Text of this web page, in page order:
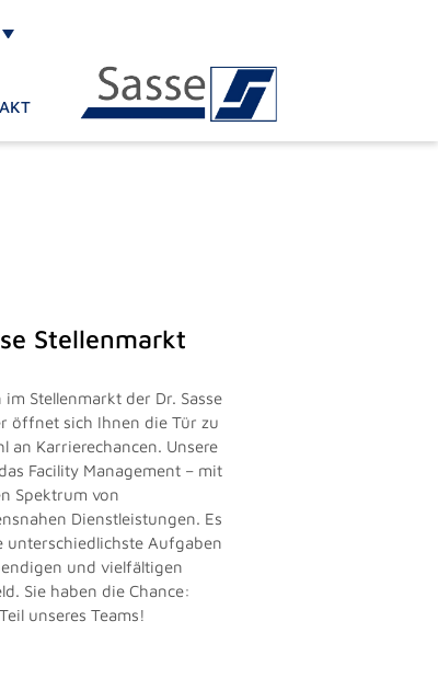
Stellenmarkt
Stellenmarkt der Dr. Sasse
öffnet sich Ihnen die Tür zu
an Karrierechancen. Unsere
Facility Management – mit
Spektrum von
Dienstleistungen. Es
unterschiedlichste Aufgaben
und vielfältigen
Sie haben die Chance:
unseres Teams!